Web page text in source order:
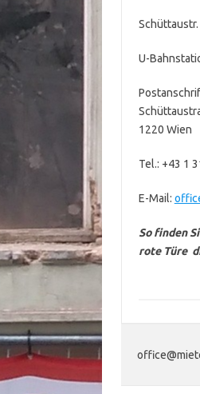
U-
1220 Wien
Tel.: +43 1
E-Mail:
So finden
rote Türe